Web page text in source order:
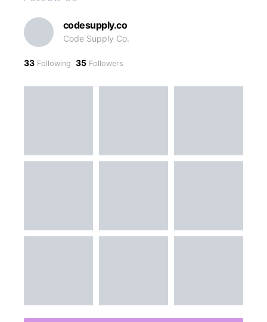
codesupply.co
Code Supply Co.
33 Following 35 Followers